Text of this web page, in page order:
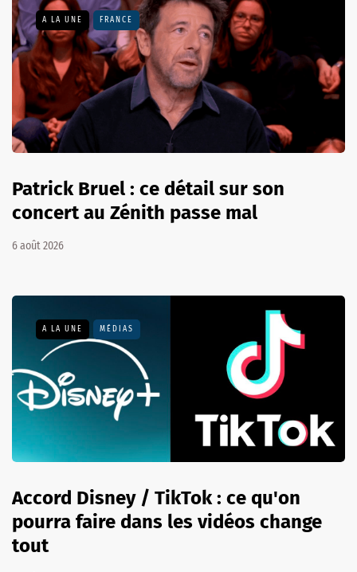
A LA UNE FRANCE
Patrick Bruel : ce détail sur son
concert au Zénith passe mal
6 août 2026
A LA UNE MÉDIAS
Accord Disney / TikTok : ce qu'on
pourra faire dans les vidéos change
tout